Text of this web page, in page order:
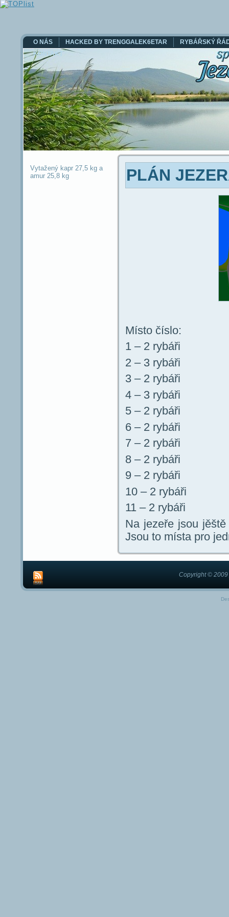
O NÁS HACKED BY TRENGGALEK6ETAR
RYBÁŘSKÝ
KONTAKT
Vytažený kapr 27,5 kg a
amur 25,8 kg
PLÁN
Místo číslo:
1 – 2 rybáři
2 – 3 rybáři
3 – 2 rybáři
4 – 3 rybáři
5 – 2 rybáři
6 – 2 rybáři
7 – 2 rybáři
8 – 2 rybáři
9 – 2 rybáři
10 – 2 rybáři
11 – 2 rybáři
Na jezeře jsou
Jsou to místa pro
Copyright ©